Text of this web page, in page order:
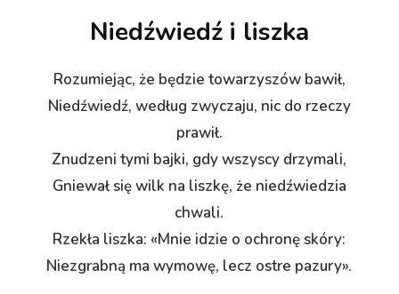
Niedźwiedź i liszka
Rozumiejąc, że będzie towarzyszów bawił,
Niedźwiedź, według zwyczaju, nic do rzeczy
prawił.
Znudzeni tymi bajki, gdy wszyscy drzymali,
Gniewał się wilk na liszkę, że niedźwiedzia
chwali.
Rzekła liszka: «Mnie idzie o ochronę skóry:
Niezgrabną ma wymowę, lecz ostre pazury».